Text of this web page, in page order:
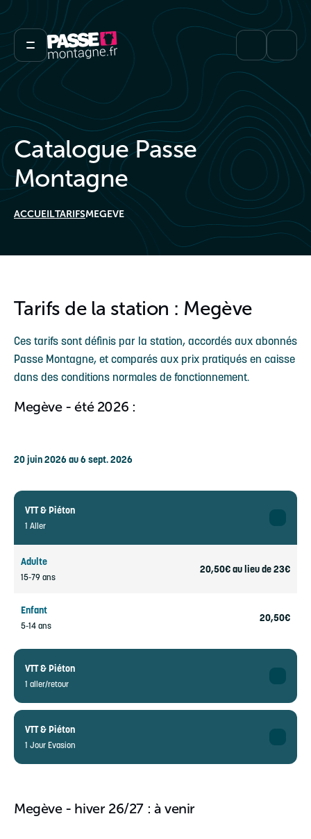
Catalogue Passe
Montagne
ACCUEILTARIFSMEGEVE
Tarifs de la station : Megève
Ces tarifs sont définis par la station, accordés aux abonnés
Passe Montagne, et comparés aux prix pratiqués en caisse
dans des conditions normales de fonctionnement.
Megève - été 2026 :
20 juin 2026 au 6 sept. 2026
VTT & Piéton
1 Aller
Adulte
15-79 ans
20,50€ au lieu de 23€
Enfant
5-14 ans
20,50€
VTT & Piéton
1 aller/retour
15-79 ans
9,80€ au lieu de 11€
Enfant
VTT & Piéton
1 Jour Evasion
Megève - hiver 26/27 : à venir